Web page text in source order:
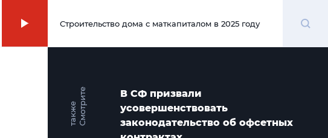
00:00
Строительство дома с маткапиталом в 2025 году
С
м
о
т
р и
т
е
т
а
к
ж
е
В СФ призвали
усовершенствовать
законодательство об офсетных